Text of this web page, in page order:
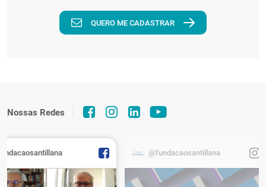
QUERO ME CADASTRAR
Nossas Redes
@fundacaosantillana